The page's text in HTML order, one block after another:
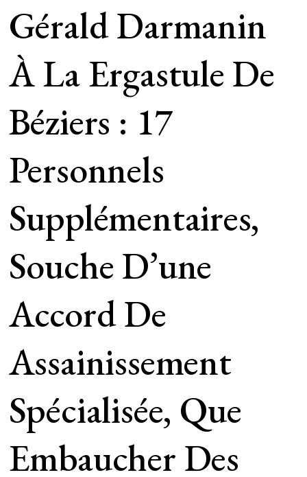
Gérald Darmanin
À La Ergastule De
Béziers : 17
Personnels
Supplémentaires,
Souche D’une
Accord De
Assainissement
Spécialisée, Que
Embaucher Des